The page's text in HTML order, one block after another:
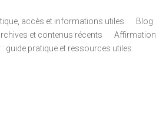
accès et informations utiles
Blog
et contenus récents
Affirmation
guide pratique et ressources utiles